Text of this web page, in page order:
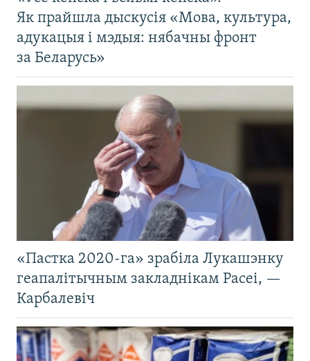
Як прайшла дыскусія «Мова, культура,
адукацыя і мэдыя: нябачны фронт
за Беларусь»
«Пастка 2020-га» зрабіла Лукашэнку
геапалітычным закладнікам Расеі, —
Карбалевіч